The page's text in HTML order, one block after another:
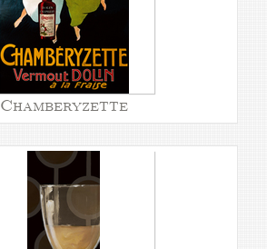
Chamberyzette